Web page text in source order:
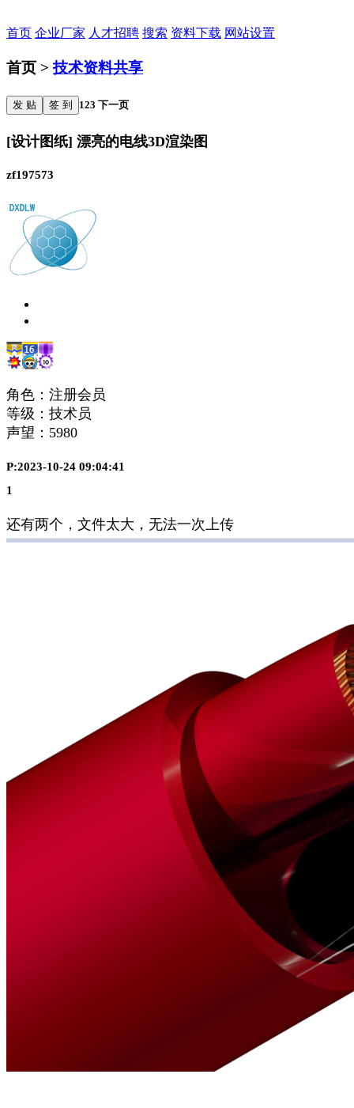
首页 企业厂家 人才招聘 搜索 资料下载 网站设置
首页 >技术资料共享
发 贴 签 到 123 下一页
[设计图纸] 漂亮的电线3D渲染图
zf197573
角色：注册会员
等级：技术员
声望： 5980
P:2023-10-24 09:04:41
1
还有两个，文件太大，无法一次上传